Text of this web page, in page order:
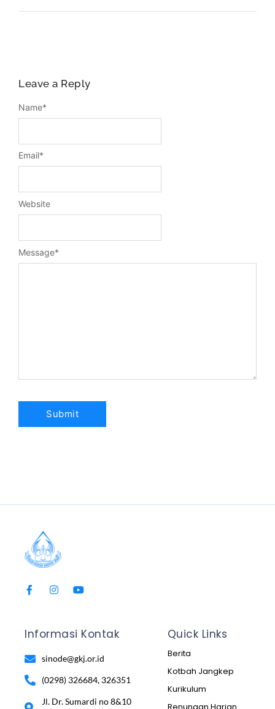
Leave a Reply
Message*
Name*
Email*
Website
Informasi Kontak
sinode@gkj.or.id
(0298) 326684, 326351
Jl. Dr. Sumardi no 8&10
Quick Links
Berita
Kotbah Jangkep
Kurikulum